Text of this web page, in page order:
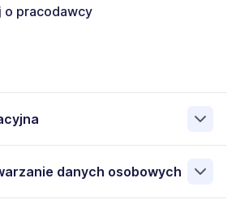
o pracodawcy
00-124 Warszawa Rondo ONZ 1, NIP:
danych osobowych